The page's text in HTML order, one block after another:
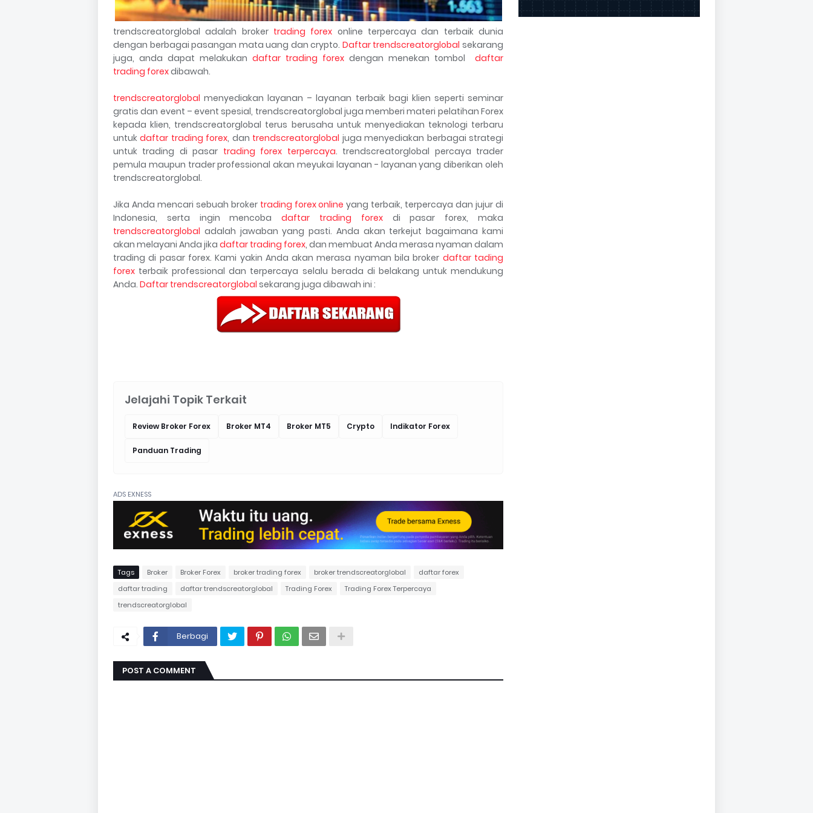
trendscreatorglobal adalah broker trading forex online terpercaya dan terbaik dunia
dengan berbagai pasangan mata uang dan crypto. Daftar trendscreatorglobal sekarang
juga, anda dapat melakukan daftar trading forex dengan menekan tombol daftar
trading forexdibawah.
trendscreatorglobal menyediakan layanan – layanan terbaik bagi klien seperti seminar
gratis dan event – event spesial, trendscreatorglobal juga memberi materi pelatihan Forex
kepada klien, trendscreatorglobal terus berusaha untuk menyediakan teknologi terbaru
untukdaftar trading forex, dan trendscreatorglobal juga menyediakan berbagai strategi
untuk trading di pasar trading forex terpercaya. trendscreatorglobal percaya trader
pemula maupun trader professional akan meyukai layanan - layanan yang diberikan oleh
trendscreatorglobal.
Jika Anda mencari sebuah broker trading forex online yang terbaik, terpercaya dan jujur di
Indonesia, serta ingin mencobadaftar trading forexdi pasar forex, maka
trendscreatorglobal adalah jawaban yang pasti. Anda akan terkejut bagaimana kami
akan melayani Anda jika daftar trading forex, dan membuat Anda merasa nyaman dalam
trading di pasar forex. Kami yakin Anda akan merasa nyaman bila broker daftar tading
forex terbaik professional dan terpercaya selalu berada di belakang untuk mendukung
Anda. Daftar trendscreatorglobal sekarang juga dibawah ini :
Jelajahi Topik Terkait
Review Broker Forex Broker MT4 Broker MT5 Crypto Indikator Forex
Panduan Trading
ADS EXNESS
Tags Broker Broker Forex broker trading forex broker trendscreatorglobal
daftar forex
daftar trading
daftar trendscreatorglobal Trading Forex
Trading Forex Terpercaya
trendscreatorglobal
Berbagi
POST A COMMENT